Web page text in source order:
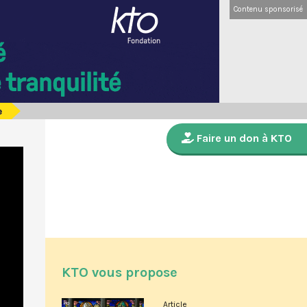
Contenu sponsorisé
Faire un don à KTO
KTO vous propose
Article